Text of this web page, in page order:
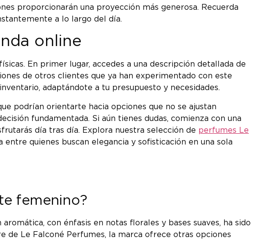
proporcionarán una proyección más generosa. Recuerda
a lo largo del día.
online
En primer lugar, accedes a una descripción detallada de
de otros clientes que ya han experimentado con este
adaptándote a tu presupuesto y necesidades.
podrían orientarte hacia opciones que no se ajustan
fundamentada. Si aún tienes dudas, comienza con una
día tras día. Explora nuestra selección de perfumes Le
quienes buscan elegancia y sofisticación en una sola
femenino?
con énfasis en notas florales y bases suaves, ha sido
de Le Falconé Perfumes, la marca ofrece otras opciones